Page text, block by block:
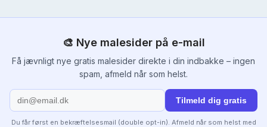
🎨 Nye malesider på e-mail
Få jævnligt nye gratis malesider direkte i din indbakke – ingen
spam, afmeld når som helst.
Tilmeld dig gratis
Du får først en bekræftelsesmail (double opt-in). Afmeld når som helst med